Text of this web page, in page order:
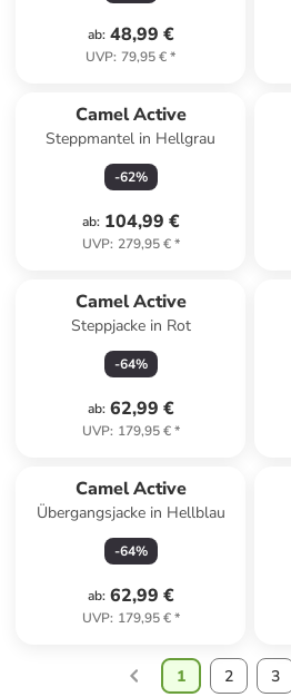
ab: 48,99 €
UVP: 79,95 €*
Camel Active
Steppmantel in Hellgrau
-62%
ab: 104,99 €
UVP: 279,95 €*
Camel Active
Steppjacke in Rot
-64%
ab: 62,99 €
UVP: 179,95 €*
Camel Active
Übergangsjacke in Hellblau
-64%
ab: 62,99 €
UVP: 179,95 €*
1 2 3